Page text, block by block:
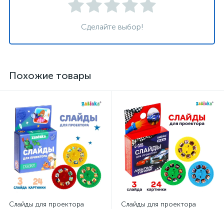
Сделайте выбор!
Похожие товары
Слайды для проектора
Слайды для проектора